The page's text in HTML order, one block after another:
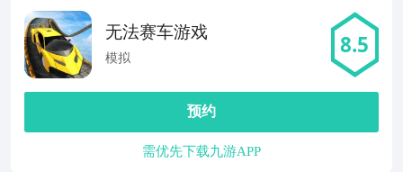
无法赛车游戏
模拟 8.5
预约
需优先下载九游APP